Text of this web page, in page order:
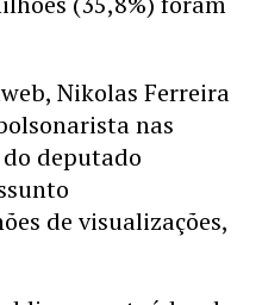
Nikolas Ferreira
nas
deputado
de visualizações,